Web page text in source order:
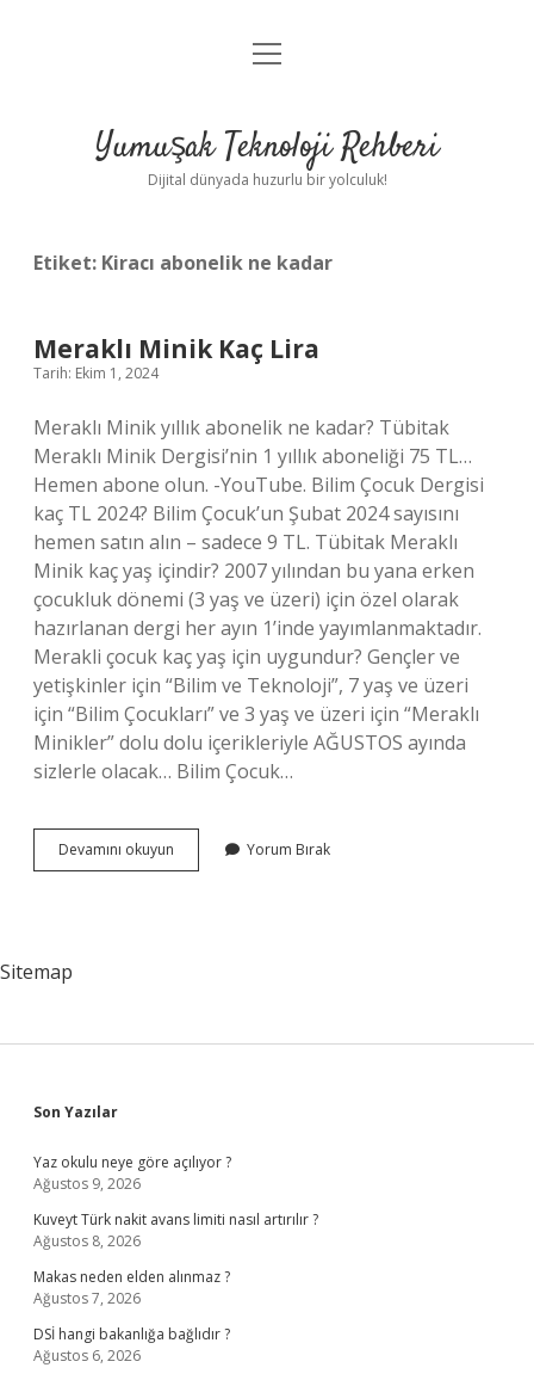
Anasayfa
Yasal Uyarı
menüyü
Yumuşak Teknoloji Rehberi
Dijital dünyada huzurlu bir yolculuk!
Etiket: Kiracı abonelik ne kadar
Meraklı Minik Kaç Lira
Tarih: Ekim 1, 2024
Meraklı Minik yıllık abonelik ne kadar? Tübitak
Meraklı Minik Dergisi’nin 1 yıllık aboneliği 75 TL…
Hemen abone olun. -YouTube. Bilim Çocuk Dergisi
kaç TL 2024? Bilim Çocuk’un Şubat 2024 sayısını
hemen satın alın – sadece 9 TL. Tübitak Meraklı
Minik kaç yaş içindir? 2007 yılından bu yana erken
çocukluk dönemi (3 yaş ve üzeri) için özel olarak
hazırlanan dergi her ayın 1’inde yayımlanmaktadır.
Merakli çocuk kaç yaş için uygundur? Gençler ve
yetişkinler için “Bilim ve Teknoloji”, 7 yaş ve üzeri
için “Bilim Çocukları” ve 3 yaş ve üzeri için “Meraklı
Minikler” dolu dolu içerikleriyle AĞUSTOS ayında
sizlerle olacak… Bilim Çocuk…
Devamını okuyun
Minik
Yorum Bırak
Sitemap
Sidebar
Son Yazılar
Yaz okulu neye göre açılıyor ?
Ağustos 9, 2026
Kuveyt Türk nakit avans limiti nasıl artırılır ?
Ağustos 8, 2026
Makas neden elden alınmaz ?
Ağustos 7, 2026
DSİ hangi bakanlığa bağlıdır ?
Ağustos 6, 2026